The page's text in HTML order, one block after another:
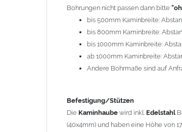
Kaminabdeckung".
Es stehen insgesamt 20 verschiedene
Standardhauben siehe
12 Laube, 13 Schwalbe, 14 Sattel
Die Typen 02 (Bogen), 06
hergestellt (Preis auf Anfrage =
Bohrungen nicht passen dann bitte
bis 500mm Kaminbreite:
bis 800mm Kaminbreite:
bis 1000mm Kaminbreite:
ab 1000mm Kaminbreite:
Andere Bohrmaße sind auf
Befestigung/Stützen
Die Kaminhaube wird inkl. Edelstahl
(40x4mm) und haben eine Höhe von